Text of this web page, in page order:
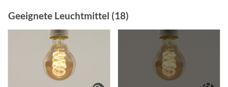
Geeignete Leuchtmittel (18)